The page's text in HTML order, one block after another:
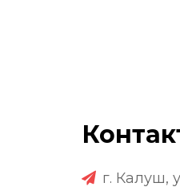
г. Калуш,